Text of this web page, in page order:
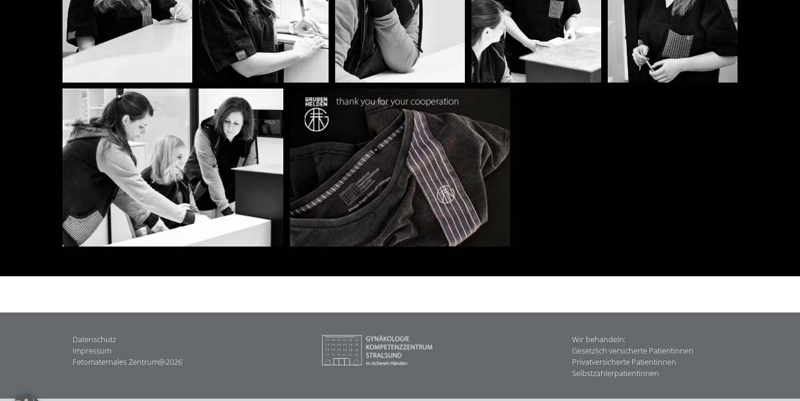
Datenschutz
Impressum
Fetomaternales Zentrum@2026
Wir behandeln:
Gesetzlich versicherte Patientinnen
Privatversicherte Patientinnen
Selbstzahlerpatientinnen